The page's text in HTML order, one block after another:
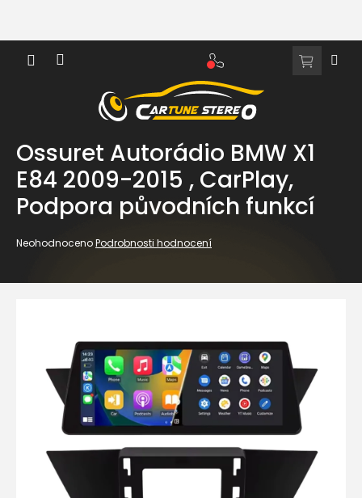
obsah
NÁKUPNÍ
Ossuret Autorádio BMW X1
E84 2009-2015 , CarPlay,
Podpora původních funkcí
Průměrné
je
hvězdiček.
NeohodnocenoPodrobnosti hodnocení